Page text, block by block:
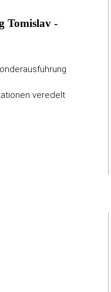
Tomislav -
veredelt